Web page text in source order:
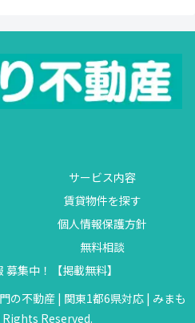
サービス内容
賃貸物件を探す
個人情報保護方針
無料相談
集中！【掲載無料】
不動産 | 関東1都6県対応 | みまも
Rights Reserved.